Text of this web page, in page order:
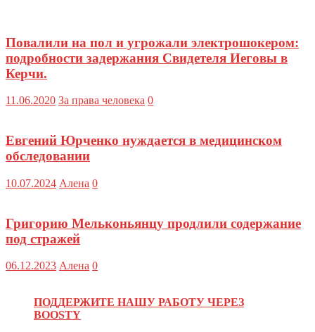
Повалили на пол и угрожали электрошокером:
подробности задержания Свидетеля Иеговы в
Керчи.
11.06.2020 За права человека 0
Евгений Юрченко нуждается в медицинском
обследовании
10.07.2024 Алена 0
Григорию Мельконьянцу продлили содержание
под стражей
06.12.2023 Алена 0
ПОДДЕРЖИТЕ НАШУ РАБОТУ ЧЕРЕЗ
BOOSTY